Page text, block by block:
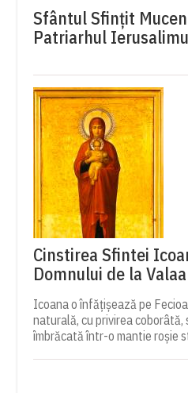
Sfântul Sfinţit
Patriarhul
Cinstirea Sfintei
Domnului de la
Icoana o înfățișează pe
naturală, cu privirea coborâtă,
îmbrăcată într-o mantie roșie